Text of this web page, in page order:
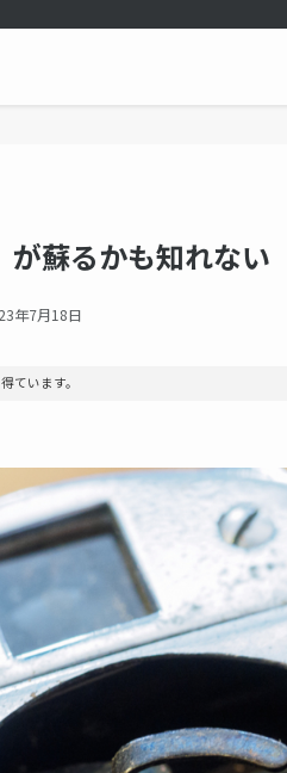
蘇るかも知れない
年7月18日
ています。